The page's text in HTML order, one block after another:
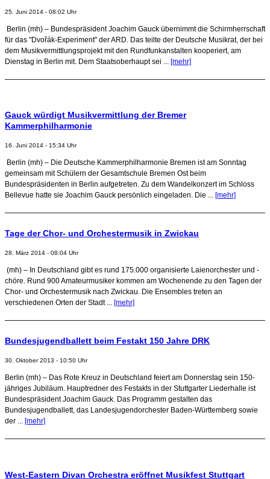
25. Juni 2014 - 08:02 Uhr
Berlin (mh) – Bundespräsident Joachim Gauck übernimmt die Schirmherrschaft
für das "Dvořák-Experiment" der ARD. Das teilte der Deutsche Musikrat, der bei
dem Musikvermittlungsprojekt mit den Rundfunkanstalten kooperiert, am
Dienstag in Berlin mit. Dem Staatsoberhaupt sei ... [mehr]
Gauck würdigt Musikvermittlung der Bremer
Kammerphilharmonie
16. Juni 2014 - 15:34 Uhr
Berlin (mh) – Die Deutsche Kammerphilharmonie Bremen ist am Sonntag
gemeinsam mit Schülern der Gesamtschule Bremen Ost beim
Bundespräsidenten in Berlin aufgetreten. Zu dem Wandelkonzert im Schloss
Bellevue hatte sie Joachim Gauck persönlich eingeladen. Die ... [mehr]
Tage der Chor- und Orchestermusik in Zwickau
28. März 2014 - 08:04 Uhr
(mh) – In Deutschland gibt es rund 175.000 organisierte Laienorchester und -
chöre. Rund 900 Amateurmusiker kommen am Wochenende zu den Tagen der
Chor- und Orchestermusik nach Zwickau. Die Ensembles treten an
verschiedenen Orten der Stadt ... [mehr]
Bundesjugendballett beim Festakt 150 Jahre DRK
30. Oktober 2013 - 10:50 Uhr
Berlin (mh) – Das Rote Kreuz in Deutschland feiert am Donnerstag sein 150-
jähriges Jubiläum. Hauptredner des Festakts in der Stuttgarter Liederhalle ist
Bundespräsident Joachim Gauck. Das Programm gestalten das
Bundesjugendballett, das Landesjugendorchester Baden-Württemberg sowie
der ... [mehr]
West-Eastern Divan Orchestra eröffnet Musikfest Stuttgart